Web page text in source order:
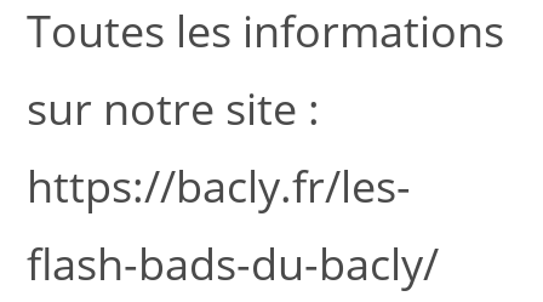
Toutes les informations
sur notre site :
https://bacly.fr/les-
flash-bads-du-bacly/